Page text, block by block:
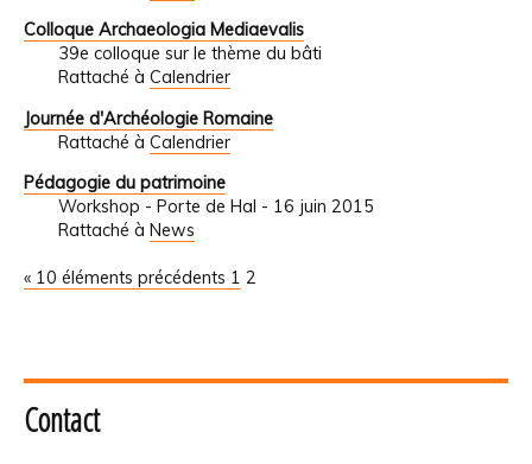
Colloque Archaeologia Mediaevalis
39e colloque sur le thème du bâti
Rattaché à Calendrier
Journée d'Archéologie Romaine
Rattaché à Calendrier
Pédagogie du patrimoine
Workshop - Porte de Hal - 16 juin 2015
Rattaché à News
« 10 éléments précédents 1 2
Contact